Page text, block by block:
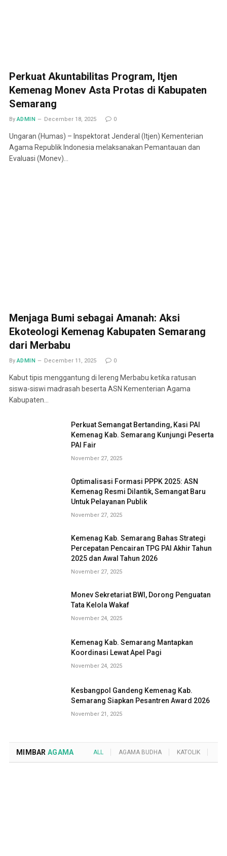
Perkuat Akuntabilitas Program, Itjen
Kemenag Monev Asta Protas di Kabupaten
Semarang
By ADMIN December 18, 2025 0
Ungaran (Humas) – Inspektorat Jenderal (Itjen) Kementerian
Agama Republik Indonesia melaksanakan Pemantauan dan
Evaluasi (Monev)…
Menjaga Bumi sebagai Amanah: Aksi
Ekoteologi Kemenag Kabupaten Semarang
dari Merbabu
By ADMIN December 11, 2025 0
Kabut tipis menggantung di lereng Merbabu ketika ratusan
siswa-siswi madrasah beserta ASN Kementerian Agama
Kabupaten…
Perkuat Semangat Bertanding, Kasi PAI
Kemenag Kab. Semarang Kunjungi Peserta
PAI Fair
November 27, 2025
Optimalisasi Formasi PPPK 2025: ASN
Kemenag Resmi Dilantik, Semangat Baru
Untuk Pelayanan Publik
November 27, 2025
Kemenag Kab. Semarang Bahas Strategi
Percepatan Pencairan TPG PAI Akhir Tahun
2025 dan Awal Tahun 2026
November 27, 2025
Monev Sekretariat BWI, Dorong Penguatan
Tata Kelola Wakaf
November 24, 2025
Kemenag Kab. Semarang Mantapkan
Koordinasi Lewat Apel Pagi
November 24, 2025
Kesbangpol Gandeng Kemenag Kab.
Semarang Siapkan Pesantren Award 2026
November 21, 2025
MIMBAR AGAMA ALL AGAMA BUDHA KATOLIK